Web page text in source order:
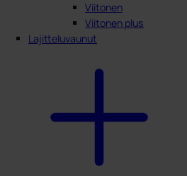
Viitonen
Viitonen plus
Lajitteluvaunut